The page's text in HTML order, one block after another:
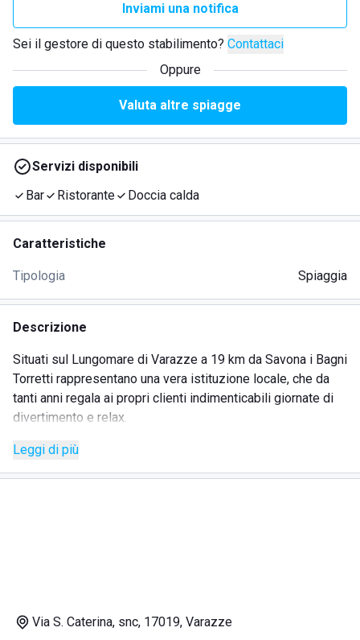
Inviami una notifica
Sei il gestore di questo stabilimento? Contattaci
Oppure
Valuta altre spiagge
Servizi disponibili
Bar
Ristorante Doccia calda
Caratteristiche
Tipologia Spiaggia
Descrizione
Situati sul Lungomare di Varazze a 19 km da Savona i Bagni
Torretti rappresentano una vera istituzione locale, che da
tanti anni regala ai propri clienti indimenticabili giornate di
divertimento e relax.
centro abitato, in posizione comoda per raggiungere in una
manciata di passi alberghi e ristoranti: la stessa famiglia
l'acqua del mare è quasi sempre calma, ideale per garantire
Leggi di più
Via S. Caterina, snc, 17019, Varazze